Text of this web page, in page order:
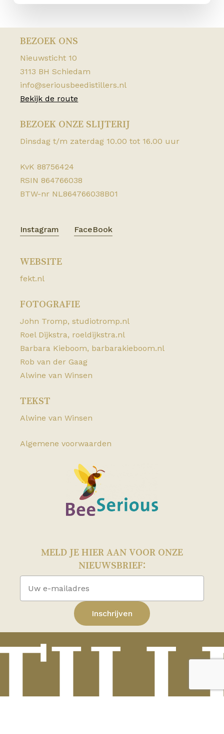
BEZOEK ONS
Nieuwsticht 10
3113 BH Schiedam
info@seriousbeedistillers.nl
Bekijk de route
BEZOEK ONZE SLIJTERIJ
Dinsdag t/m zaterdag 10.00 tot 16.00 uur
KvK 88756424
RSIN 864766038
BTW-nr NL864766038B01
Instagram FaceBook
WEBSITE
fekt.nl
FOTOGRAFIE
John Tromp,studiotromp.nl
Roel Dijkstra, roeldijkstra.nl
Barbara Kieboom, barbarakieboom.nl
Rob van der Gaag
Alwine van Winsen
TEKST
Alwine van Winsen
Algemene voorwaarden
MELD JE HIER AAN VOOR ONZE
NIEUWSBRIEF: